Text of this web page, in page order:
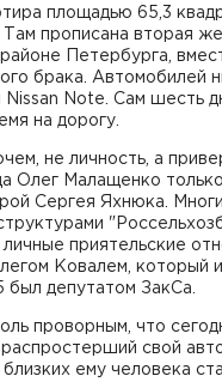
площадью 65,3
прописана вторая
Петербурга,
брака. Автомобилей
Note. Сам шесть
на дорогу.
не личность, а
Олег Малащенко
Сергея Яхнюка.
приятельские
Ковалем, который
был депутатом ЗакСа.
проворным, что
свой
ему человека